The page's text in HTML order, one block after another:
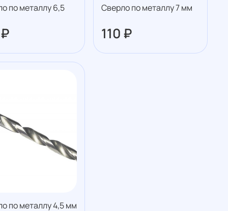
по металлу 6,5
Сверло по металлу 7 мм
110 ₽
по металлу 4,5 мм